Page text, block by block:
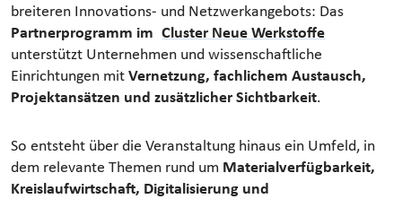
breiteren Innovations- und Netzwerkangebots: Das
Partnerprogramm im Cluster Neue Werkstoffe
unterstützt Unternehmen und wissenschaftliche
Einrichtungen mit Vernetzung, fachlichem Austausch,
Projektansätzen und zusätzlicher Sichtbarkeit.
So entsteht über die Veranstaltung hinaus ein Umfeld, in
dem relevante Themen rund um Materialverfügbarkeit,
Kreislaufwirtschaft, Digitalisierung und